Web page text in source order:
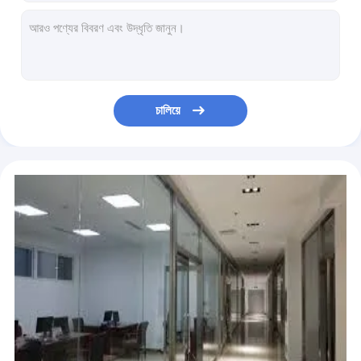
187rpm 750NM ইনলাইন হেলিকাল বেভেল স্পিড রিডুসার কার্বারাইজিং
মোটর সহ ফ্ল্যাঞ্জ মাউন্ট করা হেলিকাল স্পিড রিডুসার রিডাকশন গিয়ারবক্স
40000Nm হেলিকাল বেভেল স্পিড রিডুসার DIN6 উচ্চ নির্ভুলতা
কাস্ট আয়রন 380V 60Hz AC R ইনলাইন হেলিকাল বেভেল স্পিড রিডুসার
ফ্ল্যাঞ্জ মাউন্ট করা ইনলাইন স্পীড রিডুসার 4 পোল লং সার্ভিস লাইফ
চালিয়ে